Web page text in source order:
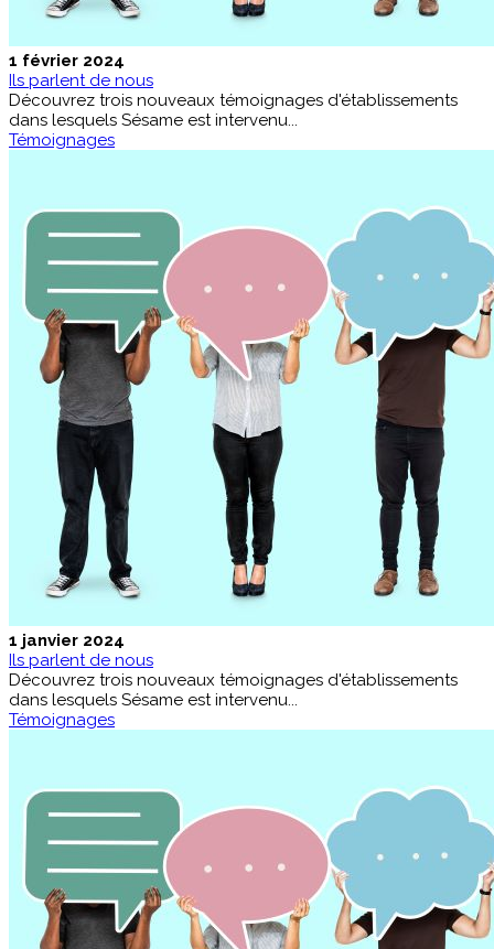
1 février 2024
Ils parlent de nous
Découvrez trois nouveaux témoignages d'établissements
dans lesquels Sésame est intervenu...
Témoignages
1 janvier 2024
Ils parlent de nous
Découvrez trois nouveaux témoignages d'établissements
dans lesquels Sésame est intervenu...
Témoignages